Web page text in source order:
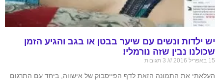
יש ילדות ונשים עם שיער בבטן או בגב והגיע הזמן
שכולנו נבין שזה נורמלי!
15 באפריל 2016
העלאתי את התמונה הזאת לדף הפייסבוק של אישווה, ביחד עם התרגום